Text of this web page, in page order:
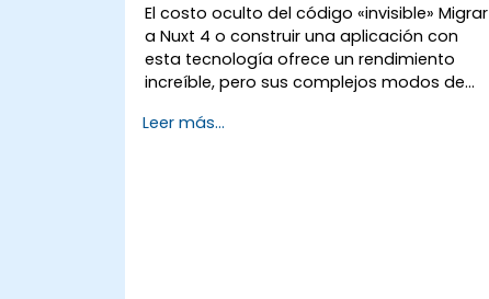
El costo oculto del código «invisible» Migrar
a Nuxt 4 o construir una aplicación con
esta tecnología ofrece un rendimiento
increíble, pero sus complejos modos de
peligroso «abismo de renderizado». Si tus
Leer más...